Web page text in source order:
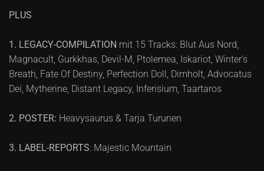
PLUS
1. LEGACY-COMPILATION mit 15 Tracks: Blut Aus Nord,
Magnacult, Gurkkhas, Devil-M, Ptolemea, Iskariot, Winter’s
Breath, Fate Of Destiny, Perfection Doll, Dimholt, Advocatus
Dei, Mytherine, Distant Legacy, Inferisium, Taartaros
2. POSTER: Heavysaurus & Tarja Turunen
3. LABEL-REPORTS: Majestic Mountain